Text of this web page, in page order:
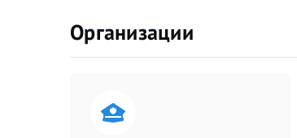
Организации